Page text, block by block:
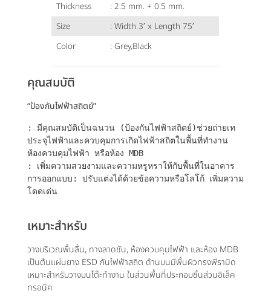
Thickness
: 2.5 mm. + 0.5 mm.
Size
: Width 3′ x Length 75′
Color
: Grey,Black
คุณสมบัติ
“ป้องกันไฟฟ้าสถิตย์”
: มีคุณสมบัติเป็นฉนวน (ป้องกันไฟฟ้าสถิตย์)ช่วยถ่ายเท
ประจุไฟฟ้าและควบคุมการเกิดไฟฟ้าสถิตในพื้นที่ทำงาน
ห้องควบคุมไฟฟ้า หรือห้อง MDB
: เพิ่มความสวยงามและความหรูหราให้กับพื้นที่ในอาคาร
การออกแบบ: ปรับแต่งได้ด้วยข้อความหรือโลโก้ เพิ่มความ
โดดเด่น
เหมาะสำหรับ
วางบริเวณพื้นลื่น, ทางลาดชัน, ห้องควบคุมไฟฟ้า และห้อง MDB
เป็นต้นแผ่นยาง ESD กันไฟฟ้าสถิต ด้านบนมีพื้นผิวทรงพีรามิด
เหมาะสำหรับวางบนโต๊ะทำงาน ในส่วนพื้นที่ประกอบชิ้นส่วนอิเล็ค
ทรอนิค